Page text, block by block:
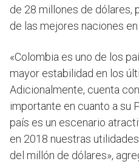
de 28 millones de dólares,
de las mejores naciones en
«Colombia es uno de los
mayor estabilidad en los
Adicionalmente, cuenta
importante en cuanto a su
país es un escenario
en 2018 nuestras
del millón de dólares»,